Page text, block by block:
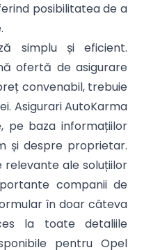
posibilitatea de a
simplu și eficient.
ofertă de asigurare
convenabil, trebuie
Asigurari AutoKarma
pe baza informațiilor
și despre proprietar.
relevante ale soluțiilor
companii de
în doar câteva
la toate detaliile
pentru Opel